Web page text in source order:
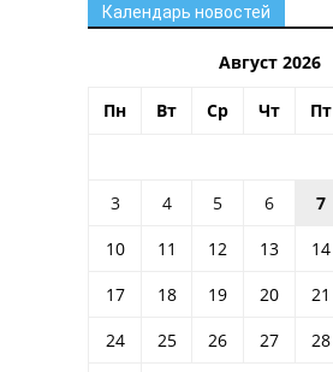
Календарь новостей
Август 2026
Пн Вт Ср Чт Пт
3
4 5 6 7
10
11 12 13 14
17
18 19 20 21
24
25 26 27 28